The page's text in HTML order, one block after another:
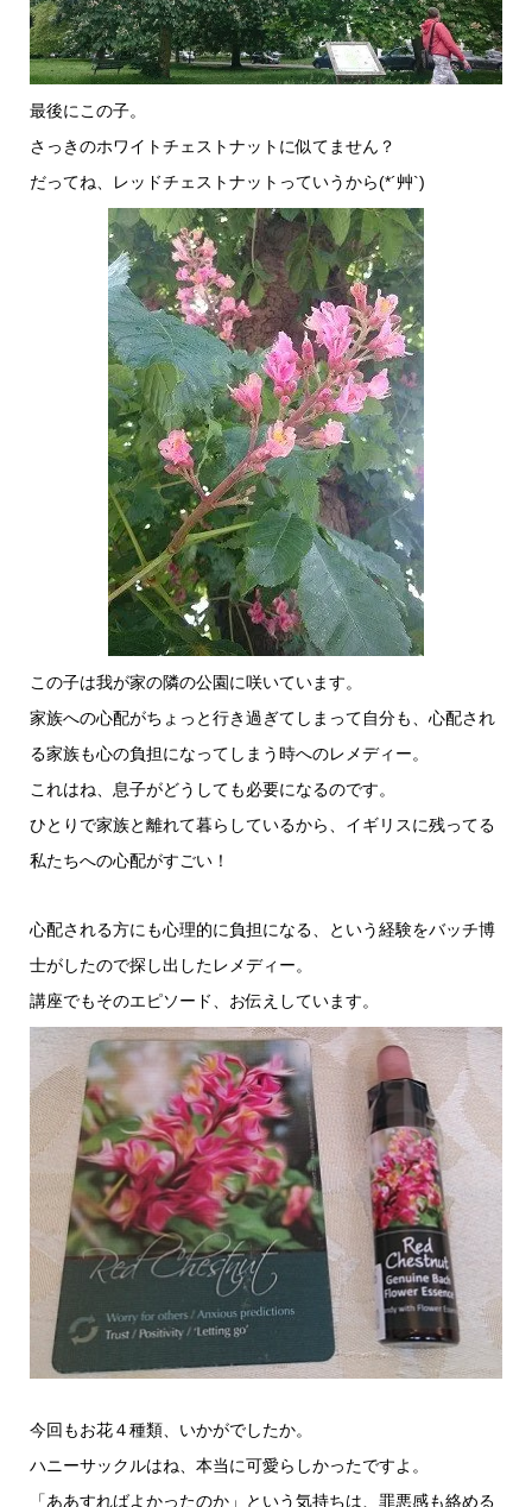
最後にこの子。
さっきのホワイトチェストナットに似てません？
だってね、レッドチェストナットっていうから(*´艸`)
この子は我が家の隣の公園に咲いています。
家族への心配がちょっと行き過ぎてしまって自分も、心配され
る家族も心の負担になってしまう時へのレメディー。
これはね、息子がどうしても必要になるのです。
ひとりで家族と離れて暮らしているから、イギリスに残ってる
私たちへの心配がすごい！
心配される方にも心理的に負担になる、という経験をバッチ博
士がしたので探し出したレメディー。
講座でもそのエピソード、お伝えしています。
今回もお花４種類、いかがでしたか。
ハニーサックルはね、本当に可愛らしかったですよ。
「ああすればよかったのか」という気持ちは、罪悪感も絡める